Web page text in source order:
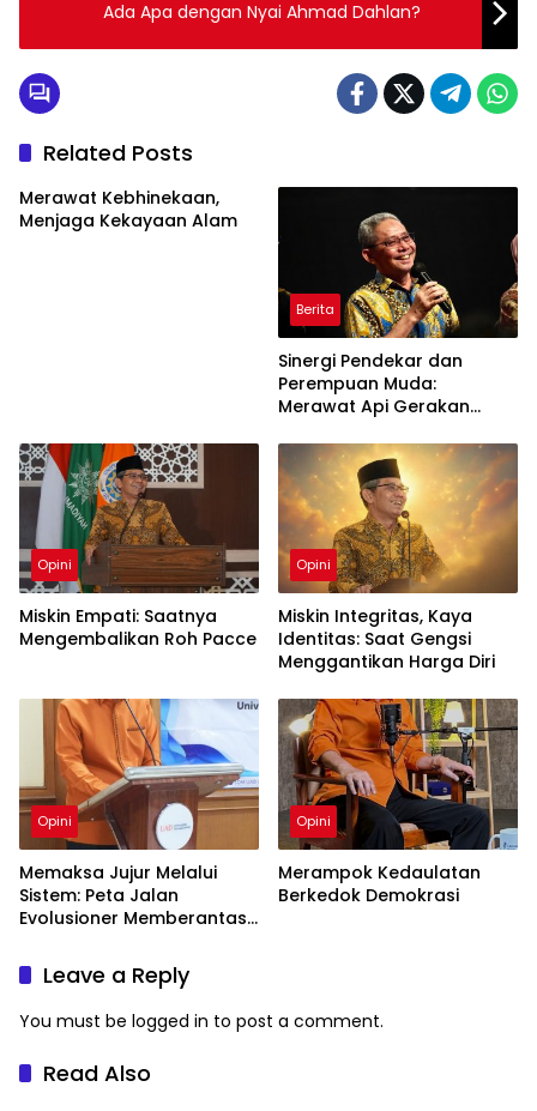
Ada Apa dengan Nyai Ahmad Dahlan?
Related Posts
Merawat Kebhinekaan,
Menjaga Kekayaan Alam
Berita
Sinergi Pendekar dan
Perempuan Muda:
Merawat Api Gerakan
Opini
Miskin Empati: Saatnya
Mengembalikan Roh Pacce
Opini
Miskin Integritas, Kaya
Identitas: Saat Gengsi
Menggantikan Harga Diri
Opini
Memaksa Jujur Melalui
Sistem: Peta Jalan
Evolusioner Memberantas
Opini
Merampok Kedaulatan
Berkedok Demokrasi
Leave a Reply
You must be logged in to post a comment.
Read Also